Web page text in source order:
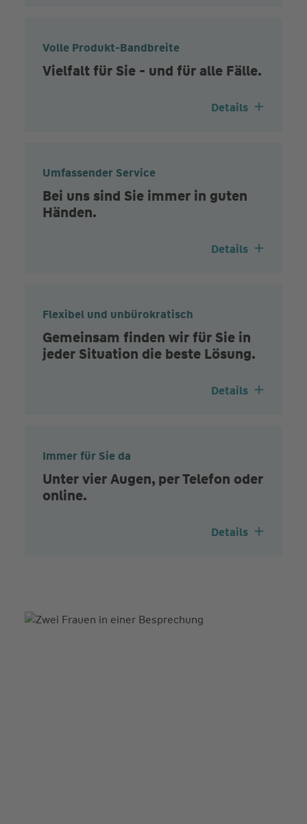
Volle Produkt-Bandbreite
Vielfalt für Sie - und für alle Fälle.
Details
Umfassender Service
Bei uns sind Sie immer in guten
Händen.
Details
Flexibel und unbürokratisch
Gemeinsam finden wir für Sie in
jeder Situation die beste Lösung.
Details
Immer für Sie da
Unter vier Augen, per Telefon oder
online.
Details